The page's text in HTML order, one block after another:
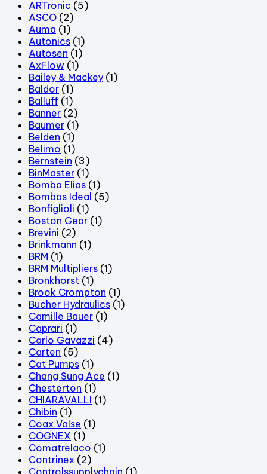
ARTronic (5)
ASCO (2)
Auma (1)
Autonics (1)
Autosen (1)
AxFlow (1)
Bailey & Mackey (1)
Baldor (1)
Balluff (1)
Banner (2)
Baumer (1)
Belden (1)
Belimo (1)
Bernstein (3)
BinMaster (1)
Bomba Elias (1)
Bombas Ideal (5)
Bonfiglioli (1)
Boston Gear (1)
Brevini (2)
Brinkmann (1)
BRM (1)
BRM Multipliers (1)
Bronkhorst (1)
Brook Crompton (1)
Bucher Hydraulics (1)
Camille Bauer (1)
Caprari (1)
Carlo Gavazzi (4)
Carten (5)
Cat Pumps (1)
Chang Sung Ace (1)
Chesterton (1)
CHIARAVALLI (1)
Chibin (1)
Coax Valse (1)
COGNEX (1)
Comatrelaco (1)
Contrinex (2)
Controlssupplychain (1)